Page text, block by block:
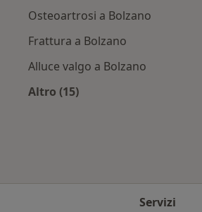
Osteoartrosi a Bolzano
Frattura a Bolzano
Alluce valgo a Bolzano
Altro (15)
Servizi